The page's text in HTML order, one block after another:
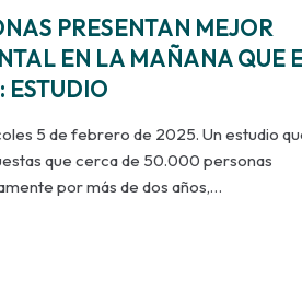
PRESENTAN MEJOR
EN LA MAÑANA QUE
ESTUDIO
5 de febrero de 2025. Un estudio
que cerca de 50.000 personas
por más de dos años,…